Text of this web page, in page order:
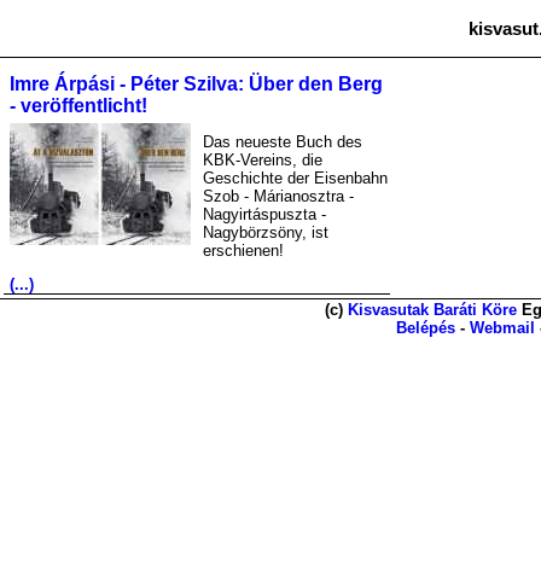
Imre Árpási - Péter Szilva: Über den Berg
- veröffentlicht!
Das neueste Buch des
KBK-Vereins, die
Geschichte der Eisenbahn
Szob - Márianosztra -
Nagyirtáspuszta -
Nagybörzsöny, ist
erschienen!
(...)
(c) Kisvasutak Baráti Köre
Belépés - Webmail